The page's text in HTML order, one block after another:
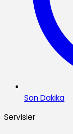
Son Dakika
Servisler